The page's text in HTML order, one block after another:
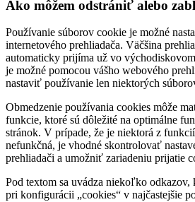
Ako môžem odstrániť alebo
Používanie súborov cookie je možné
internetového prehliadača. Väčšina
automaticky prijíma už vo
je možné pomocou vášho webového
nastaviť používanie len niektorých
Obmedzenie používania cookies môže
funkcie, ktoré sú dôležité na optimálne
stránok. V prípade, že je niektorá z
nefunkčná, je vhodné skontrolovať
prehliadači a umožniť zariadeniu prijatie
Pod textom sa uvádza niekoľko
pri konfigurácii „cookies“ v najčastejšie